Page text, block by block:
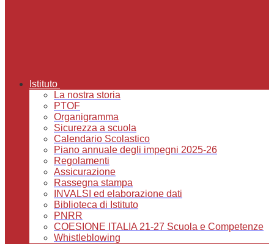
Istituto
La nostra storia
PTOF
Organigramma
Sicurezza a scuola
Calendario Scolastico
Piano annuale degli impegni 2025-26
Regolamenti
Assicurazione
Rassegna stampa
INVALSI ed elaborazione dati
Biblioteca di Istituto
PNRR
COESIONE ITALIA 21-27 Scuola e Competenze
Whistleblowing